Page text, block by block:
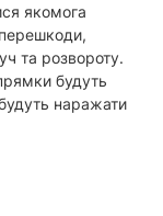
якомога
перешкоди,
та розвороту.
будуть
наражати